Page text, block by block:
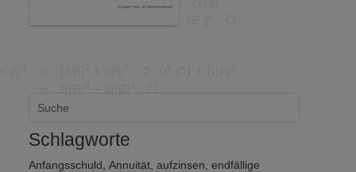
Schlagworte
Anfangsschuld Annuität, aufzinsen endfällige